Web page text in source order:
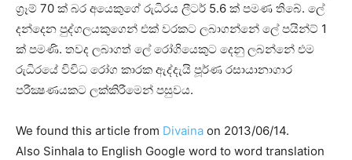
ග්‍රෑම් 70 ක්‌ බර අයෙකුගේ රුධිරය ලීටර් 5.6 ක්‌ පමණ තිබේ. ලේ
දන්දෙන පුද්ගලයකුගෙන් එක්‌ වරකට ලබාගන්නේ ලේ පයින්ට්‌ 1
ක්‌ පමණි. තවද ලබාගත් ලේ රෝගියෙකුට දෙනු ලබන්නේ එම
රුධිරයේ විවිධ රෝග කාරක ඇද්දැයි පූර්ණ රසායානාගාර
පරීක්‍ෂණයකට ලක්‌කිරීමෙන් පසුවය.
We found this article from Divaina on 2013/06/14.
Also Sinhala to English Google word to word translation